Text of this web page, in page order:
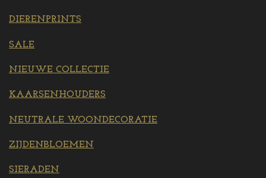
DIERENPRINTS
SALE
NIEUWE COLLECTIE
KAARSENHOUDERS
NEUTRALE WOONDECORATIE
ZIJDENBLOEMEN
SIERADEN